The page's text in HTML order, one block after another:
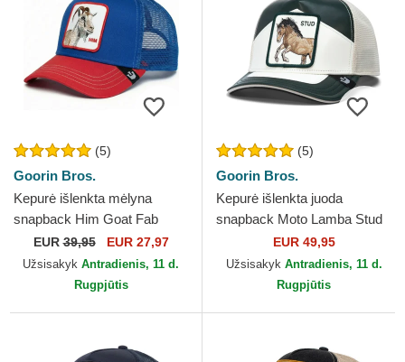
(5)
Goorin Bros.
Kepurė išlenkta mėlyna
snapback Him Goat Fab
Farm The Farm Goorin Bros.
EUR39,95 EUR 27,97
Užsisakyk Antradienis, 11 d.
Rugpjūtis
(5)
Goorin Bros.
Kepurė išlenkta juoda
snapback Moto Lamba Stud
The Farm Goorin Bros.
EUR 49,95
Užsisakyk Antradienis, 11 d.
Rugpjūtis